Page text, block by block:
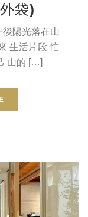
袋)
陽光落在山
生活片段 忙
山的 […]